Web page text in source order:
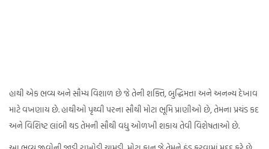
હાથી એક ભવ્ય અને સૌમ્ય વિશાળ છે જે તેની શક્તિ, બુદ્ધિમત્તા અને અનન્ય દેખાવ
માટે વખણાય છે. હાથીઓ પૃથ્વી પરના સૌથી મોટા ભૂમિ પ્રાણીઓ છે, તેમના પ્રચંડ કદ
અને વિશિષ્ટ લાંબી થડ તેમની સૌથી વધુ ઓળખી શકાય તેવી વિશેષતાઓ છે.